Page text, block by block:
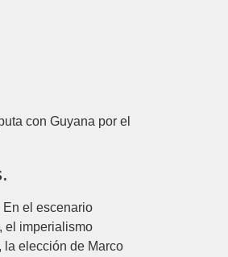
con Guyana por el
En el escenario
el imperialismo
la elección de Marco